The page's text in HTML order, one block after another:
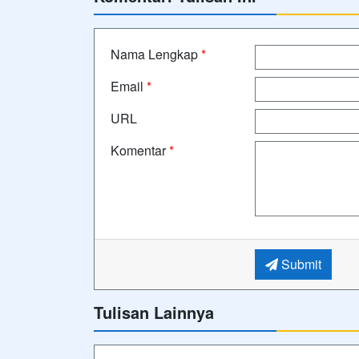
Nama Lengkap*
Email *
URL
Komentar*
Submit
Tulisan Lainnya